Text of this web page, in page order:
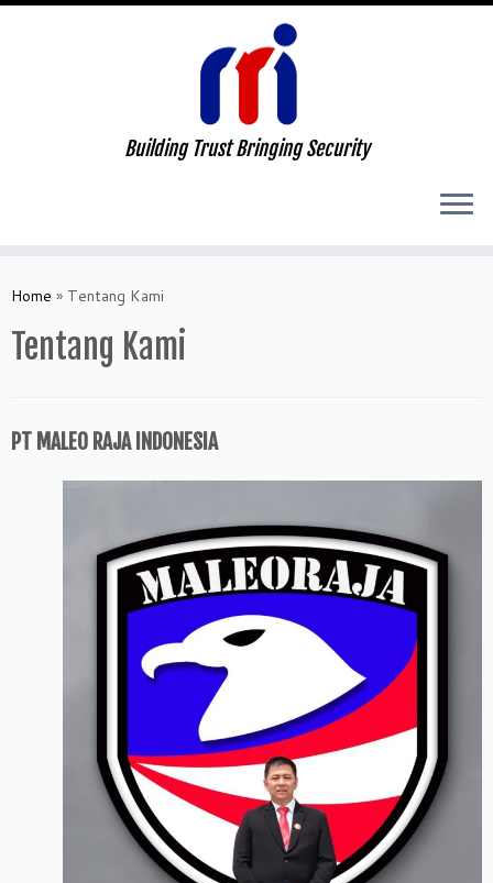
to
Building Trust Bringing Security
Home » Tentang Kami
Tentang Kami
PT MALEO RAJA INDONESIA